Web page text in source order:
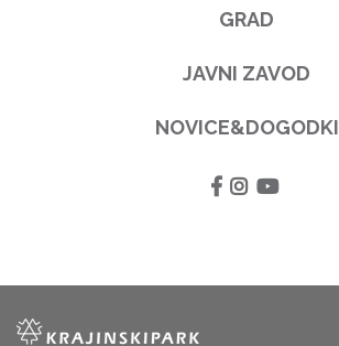
GRAD
JAVNI ZAVOD
NOVICE&DOGODKI